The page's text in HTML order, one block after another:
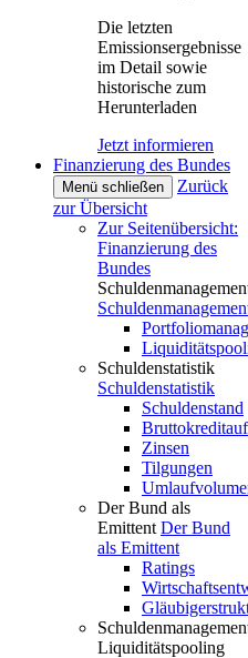
Die letzten
Emissionsergebnisse
im Detail sowie
historische zum
Herunterladen
Jetzt informieren
Finanzierung des Bundes
Menü schließen
Zurück
zur Übersicht
Zur Seitenübersicht:
Finanzierung des
Bundes
Schuldenstatistik
Schuldenstatistik
Schuldenstand
Zinsen
Tilgungen
Der Bund als
Emittent Der Bund
als Emittent
Ratings
Liquiditätspooling